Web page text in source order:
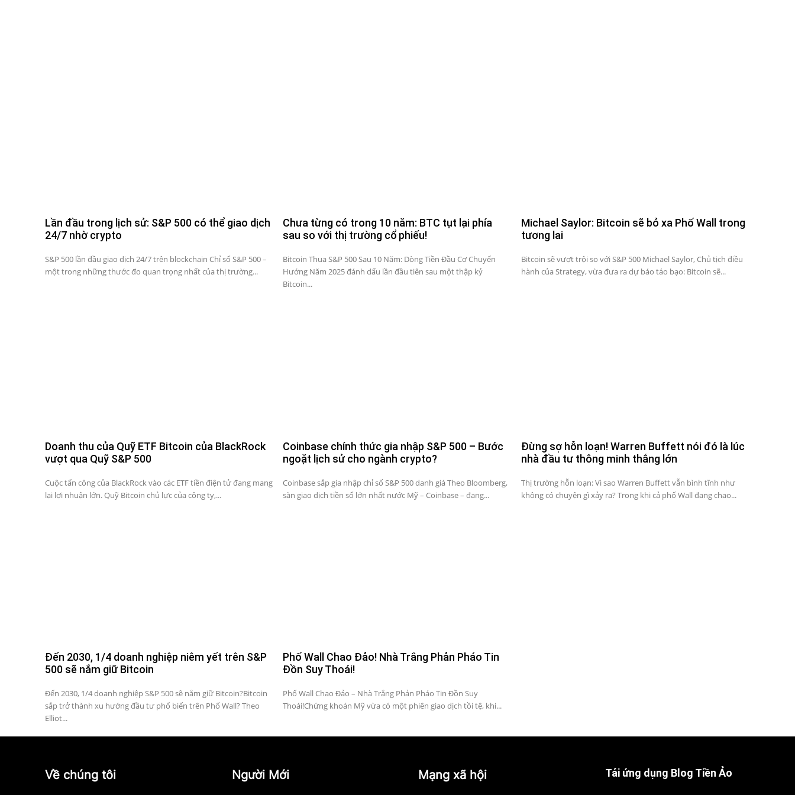
Lần đầu trong lịch sử: S&P 500 có thể giao dịch
24/7 nhờ crypto
S&P 500 lần đầu giao dịch 24/7 trên blockchain Chỉ số S&P 500 –
một trong những thước đo quan trọng nhất của thị trường...
Chưa từng có trong 10 năm: BTC tụt lại phía
sau so với thị trường cổ phiếu!
Bitcoin Thua S&P 500 Sau 10 Năm: Dòng Tiền Đầu Cơ Chuyển
Hướng Năm 2025 đánh dấu lần đầu tiên sau một thập kỷ
Bitcoin...
Michael Saylor: Bitcoin sẽ bỏ xa Phố Wall trong
tương lai
Bitcoin sẽ vượt trội so với S&P 500 Michael Saylor, Chủ tịch điều
hành của Strategy, vừa đưa ra dự báo táo bạo: Bitcoin sẽ...
Doanh thu của Quỹ ETF Bitcoin của BlackRock
vượt qua Quỹ S&P 500
Cuộc tấn công của BlackRock vào các ETF tiền điện tử đang mang
lại lợi nhuận lớn. Quỹ Bitcoin chủ lực của công ty,...
Coinbase chính thức gia nhập S&P 500 – Bước
ngoặt lịch sử cho ngành crypto?
Coinbase sắp gia nhập chỉ số S&P 500 danh giá Theo Bloomberg,
sàn giao dịch tiền số lớn nhất nước Mỹ – Coinbase – đang...
Đừng sợ hỗn loạn! Warren Buffett nói đó là lúc
nhà đầu tư thông minh thắng lớn
Thị trường hỗn loạn: Vì sao Warren Buffett vẫn bình tĩnh như
không có chuyện gì xảy ra? Trong khi cả phố Wall đang chao...
Đến 2030, 1/4 doanh nghiệp niêm yết trên S&P
500 sẽ nắm giữ Bitcoin
Đến 2030, 1/4 doanh nghiệp S&P 500 sẽ nắm giữ Bitcoin?Bitcoin
sắp trở thành xu hướng đầu tư phổ biến trên Phố Wall? Theo
Elliot...
Phố Wall Chao Đảo! Nhà Trắng Phản Pháo Tin
Đồn Suy Thoái!
Phố Wall Chao Đảo – Nhà Trắng Phản Pháo Tin Đồn Suy
Thoái!Chứng khoán Mỹ vừa có một phiên giao dịch tồi tệ, khi...
Về chúng tôi Người Mới Mạng xã hội Tải ứng dụng Blog Tiền Ảo